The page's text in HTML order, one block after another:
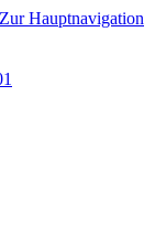
Zur Hauptnavigation